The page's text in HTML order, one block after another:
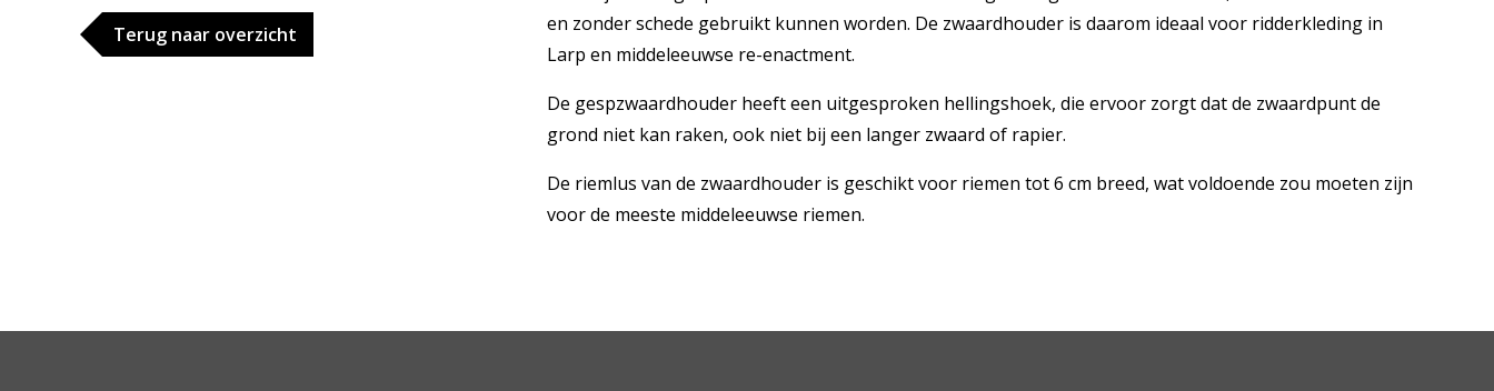
Terug naar overzicht
en zonder schede gebruikt kunnen worden. De zwaardhouder is daarom ideaal voor ridderkleding in
Larp en middeleeuwse re-enactment.
De gespzwaardhouder heeft een uitgesproken hellingshoek, die ervoor zorgt dat de zwaardpunt de
grond niet kan raken, ook niet bij een langer zwaard of rapier.
De riemlus van de zwaardhouder is geschikt voor riemen tot 6 cm breed, wat voldoende zou moeten zijn
voor de meeste middeleeuwse riemen.